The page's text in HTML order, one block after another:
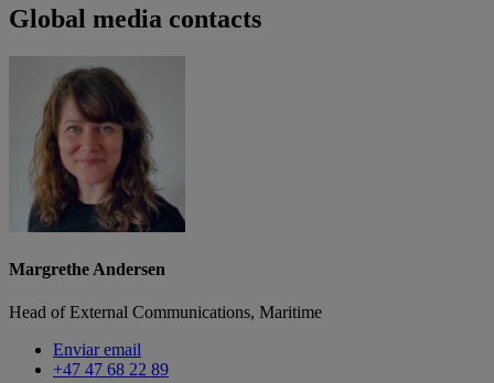
Global media contacts
Margrethe Andersen
Head of External Communications, Maritime
Enviar email
+47 47 68 22 89